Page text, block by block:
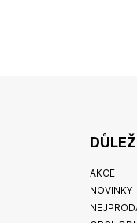
AKCE
NOVINKY